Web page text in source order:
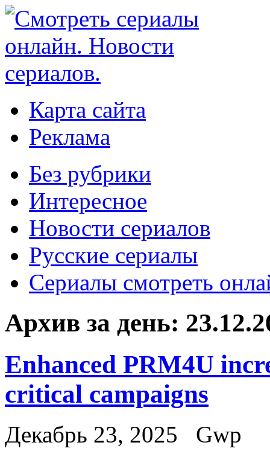
Карта сайта
Реклама
Без рубрики
Интересное
Новости сериалов
Русские сериалы
Сериалы смотреть
Архив за день:
Enhanced PRM4U
critical campaigns
Декабрь 23, 2025
Gwp